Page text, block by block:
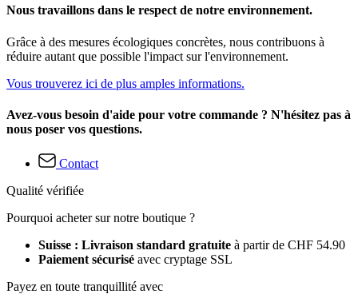
Nous travaillons dans le respect de notre environnement.
Grâce à des mesures écologiques concrètes, nous contribuons à
réduire autant que possible l'impact sur l'environnement.
Vous trouverez ici de plus amples informations.
Avez-vous besoin d'aide pour votre commande ? N'hésitez pas à
nous poser vos questions.
Contact
Qualité vérifiée
Pourquoi acheter sur notre boutique ?
Suisse : Livraison standard gratuite à partir de CHF 54.90
Paiement sécurisé avec cryptage SSL
Payez en toute tranquillité avec